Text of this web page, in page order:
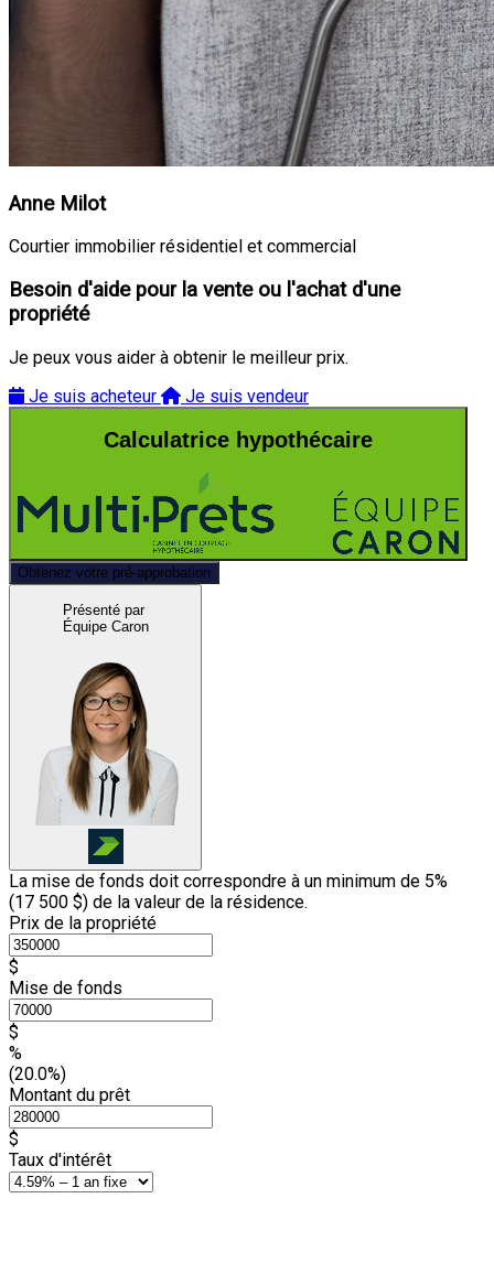
Anne Milot
Courtier immobilier résidentiel et commercial
Besoin d'aide pour la vente ou l'achat d'une
propriété
Je peux vous aider à obtenir le meilleur prix.
Je suis acheteur
Je suis vendeur
Calculatrice hypothécaire
Obtenez votre pré-approbation
Présenté par
Équipe Caron
La mise de fonds doit correspondre à un minimum de 5%
(17 500 $) de la valeur de la résidence.
Prix de la propriété
$
Mise de fonds
$
%
(20.0%)
Montant du prêt
$
Taux d'intérêt